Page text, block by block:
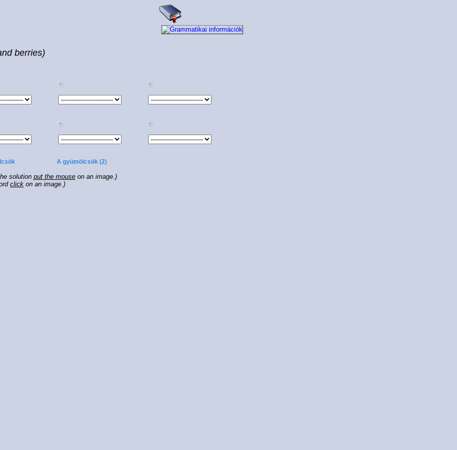
berries)
A gyümölcsök (2)
solution put the mouse on an image.)
click on an image.)